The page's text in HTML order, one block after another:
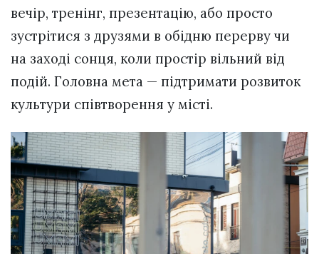
вечір, тренінг, презентацію, або просто
зустрітися з друзями в обідню перерву чи
на заході сонця, коли простір вільний від
подій. Головна мета — підтримати розвиток
культури співтворення у місті.